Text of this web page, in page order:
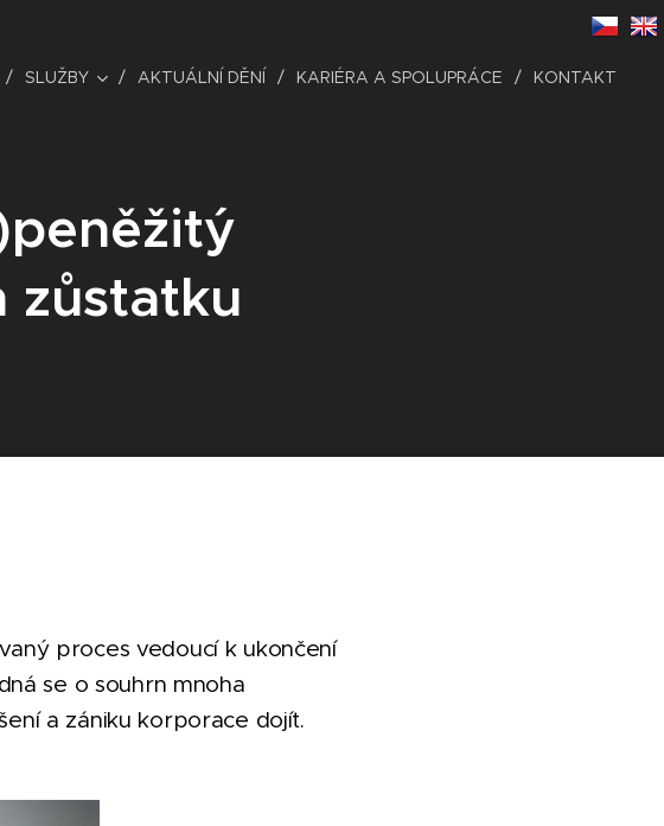
SLUŽBY AKTUÁLNÍ DĚNÍ KARIÉRA A SPOLUPRÁCE KONTAKT
zůstatku
proces vedoucí k ukončení
se o souhrn mnoha
a zániku korporace dojít.